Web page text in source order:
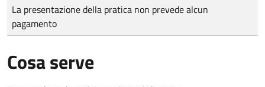
Tipo di pagamento
Importo
La presentazione della pratica non prevede alcun
pagamento
Cosa serve